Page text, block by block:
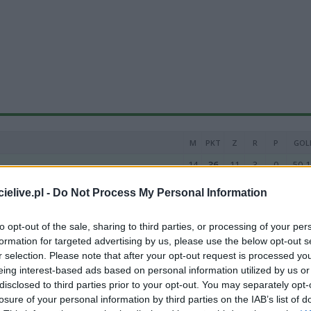
- Do Not Process My Personal Information
opt-out of the sale, sharing to third parties, or processing of your
for targeted advertising by us, please use the below opt-out
selection. Please note that after your opt-out request is processed
interest-based ads based on personal information utilized by us
to third parties prior to your opt-out. You may separately
of your personal information by third parties on the IAB’s list of
M PKT Z R P
14 36 11 3 0 50-
35 2
14 28 9 1 4 31-
8 2 47-14
14 27 8 3 3 47-
8 2 4 33-24